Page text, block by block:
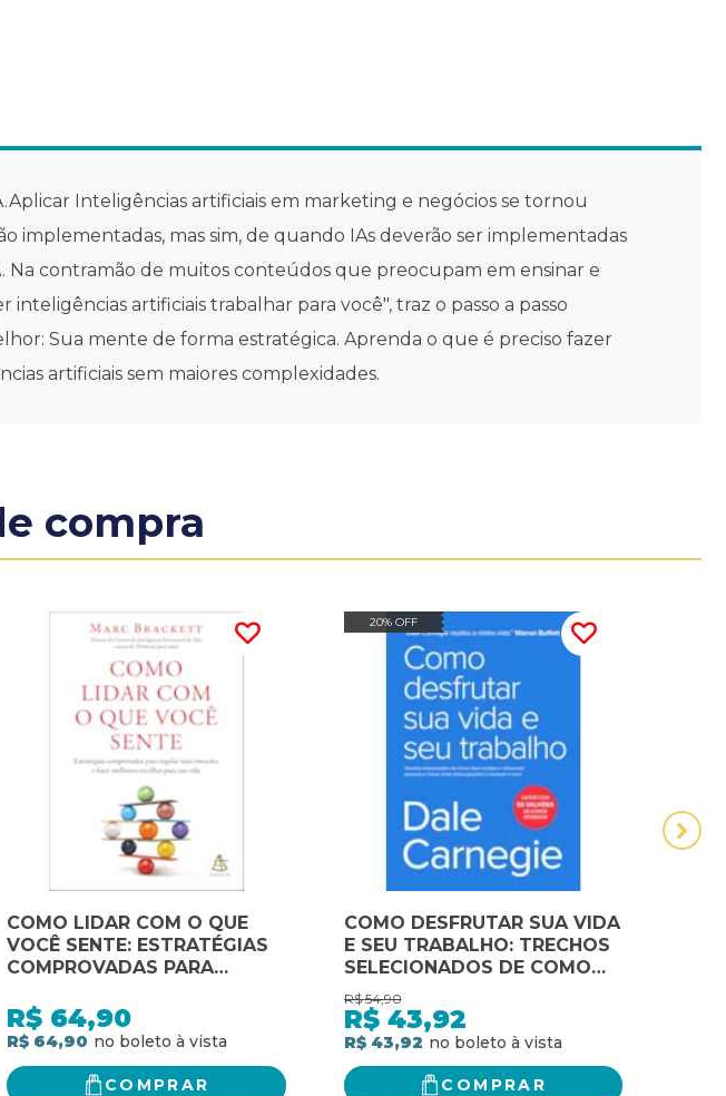
Inteligências artificiais em marketing e negócios se tornou
implementadas, mas sim, de quando IAs deverão ser implementadas
contramão de muitos conteúdos que preocupam em ensinar e
artificiais trabalhar para você", traz o passo a passo
Sua mente de forma estratégica. Aprenda o que é preciso fazer
artificiais sem maiores complexidades.
compra
COMO LIDAR COM O QUE
VOCÊ SENTE: ESTRATÉGIAS
COMPROVADAS PARA
FAZER MELHORES ESCOLHAS
PARA SUA VIDA
R$ 64,90
R$ 64,90
COMPRAR
20% OFF
COMO DESFRUTAR SUA VIDA
E SEU TRABALHO: TRECHOS
SELECIONADOS DE COMO
FAZER AMIGOS E
INFLUENCIAR PESSOAS E
COMO EVITAR
PREOCUPAÇÕES E COMEÇAR
A VIVER
R$ 54,90
R$ 43,92
R$ 43,92
COMPRAR